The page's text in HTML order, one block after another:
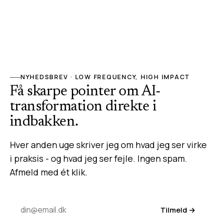
NYHEDSBREV · LOW FREQUENCY, HIGH IMPACT
Få skarpe pointer om AI-
transformation direkte i
indbakken.
Hver anden uge skriver jeg om hvad jeg ser virke
i praksis - og hvad jeg ser fejle. Ingen spam.
Afmeld med ét klik.
Tilmeld →